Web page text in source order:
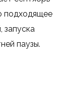
подходящее
запуска
паузы.